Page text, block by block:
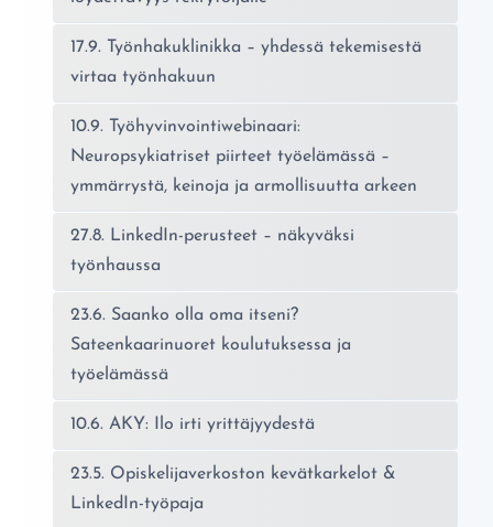
17.9. Työnhakuklinikka – yhdessä tekemisestä
virtaa työnhakuun
10.9. Työhyvinvointiwebinaari:
Neuropsykiatriset piirteet työelämässä –
ymmärrystä, keinoja ja armollisuutta arkeen
27.8. LinkedIn-perusteet – näkyväksi
työnhaussa
23.6. Saanko olla oma itseni?
Sateenkaarinuoret koulutuksessa ja
työelämässä
10.6. AKY: Ilo irti yrittäjyydestä
23.5. Opiskelijaverkoston kevätkarkelot &
LinkedIn-työpaja